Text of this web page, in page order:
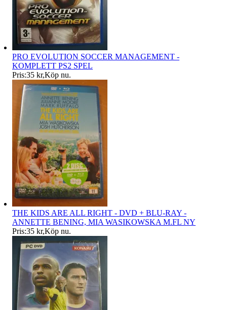
PRO EVOLUTION SOCCER MANAGEMENT -
KOMPLETT PS2 SPEL
Pris:35 kr,Köp nu.
THE KIDS ARE ALL RIGHT - DVD + BLU-RAY -
ANNETTE BENING, MIA WASIKOWSKA M.FL NY
Pris:35 kr,Köp nu.